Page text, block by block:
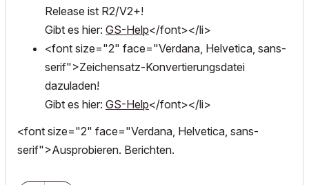
Release ist R2/V2+!
Gibt es hier: GS-Help</font></li>
<font size="2" face="Verdana, Helvetica, sans-
serif">Zeichensatz-Konvertierungsdatei
dazuladen!
Gibt es hier: GS-Help</font></li>
<font size="2" face="Verdana, Helvetica, sans-
serif">Ausprobieren. Berichten.